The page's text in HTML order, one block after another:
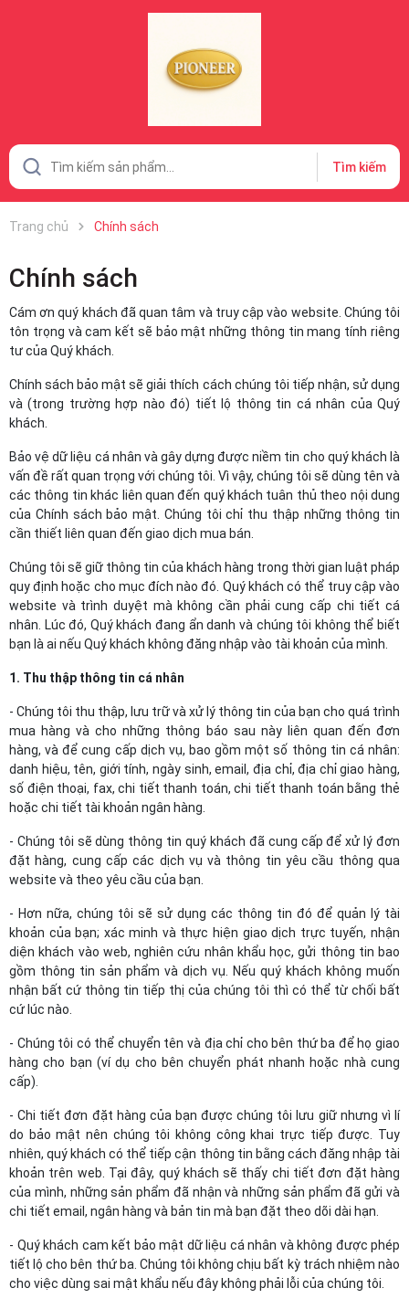
Tìm kiếm
Trang chủ Chính sách
Chính sách
Cám ơn quý khách đã quan tâm và truy cập vào website. Chúng tôi
tôn trọng và cam kết sẽ bảo mật những thông tin mang tính riêng
tư của Quý khách.
Chính sách bảo mật sẽ giải thích cách chúng tôi tiếp nhận, sử dụng
và (trong trường hợp nào đó) tiết lộ thông tin cá nhân của Quý
khách.
Bảo vệ dữ liệu cá nhân và gây dựng được niềm tin cho quý khách là
vấn đề rất quan trọng với chúng tôi. Vì vậy, chúng tôi sẽ dùng tên và
các thông tin khác liên quan đến quý khách tuân thủ theo nội dung
của Chính sách bảo mật. Chúng tôi chỉ thu thập những thông tin
cần thiết liên quan đến giao dịch mua bán.
Chúng tôi sẽ giữ thông tin của khách hàng trong thời gian luật pháp
quy định hoặc cho mục đích nào đó. Quý khách có thể truy cập vào
website và trình duyệt mà không cần phải cung cấp chi tiết cá
nhân. Lúc đó, Quý khách đang ẩn danh và chúng tôi không thể biết
bạn là ai nếu Quý khách không đăng nhập vào tài khoản của mình.
1. Thu thập thông tin cá nhân
- Chúng tôi thu thập, lưu trữ và xử lý thông tin của bạn cho quá trình
mua hàng và cho những thông báo sau này liên quan đến đơn
hàng, và để cung cấp dịch vụ, bao gồm một số thông tin cá nhân:
danh hiệu, tên, giới tính, ngày sinh, email, địa chỉ, địa chỉ giao hàng,
số điện thoại, fax, chi tiết thanh toán, chi tiết thanh toán bằng thẻ
hoặc chi tiết tài khoản ngân hàng.
- Chúng tôi sẽ dùng thông tin quý khách đã cung cấp để xử lý đơn
đặt hàng, cung cấp các dịch vụ và thông tin yêu cầu thông qua
website và theo yêu cầu của bạn.
- Hơn nữa, chúng tôi sẽ sử dụng các thông tin đó để quản lý tài
khoản của bạn; xác minh và thực hiện giao dịch trực tuyến, nhận
diện khách vào web, nghiên cứu nhân khẩu học, gửi thông tin bao
gồm thông tin sản phẩm và dịch vụ. Nếu quý khách không muốn
nhận bất cứ thông tin tiếp thị của chúng tôi thì có thể từ chối bất
cứ lúc nào.
- Chúng tôi có thể chuyển tên và địa chỉ cho bên thứ ba để họ giao
hàng cho bạn (ví dụ cho bên chuyển phát nhanh hoặc nhà cung
cấp).
- Chi tiết đơn đặt hàng của bạn được chúng tôi lưu giữ nhưng vì lí
do bảo mật nên chúng tôi không công khai trực tiếp được. Tuy
nhiên, quý khách có thể tiếp cận thông tin bằng cách đăng nhập tài
khoản trên web. Tại đây, quý khách sẽ thấy chi tiết đơn đặt hàng
của mình, những sản phẩm đã nhận và những sản phẩm đã gửi và
chi tiết email, ngân hàng và bản tin mà bạn đặt theo dõi dài hạn.
- Quý khách cam kết bảo mật dữ liệu cá nhân và không được phép
tiết lộ cho bên thứ ba. Chúng tôi không chịu bất kỳ trách nhiệm nào
cho việc dùng sai mật khẩu nếu đây không phải lỗi của chúng tôi.